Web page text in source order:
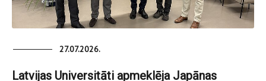
27.07.2026.
Latvijas Universitāti apmeklēja Japānas